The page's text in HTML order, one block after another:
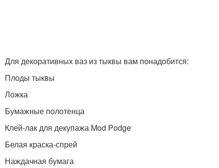
Для декоративных ваз из тыквы вам понадобится:
Плоды тыквы
Ложка
Бумажные полотенца
Клей-лак для декупажа Mod Podge
Белая краска-спрей
Наждачная бумага